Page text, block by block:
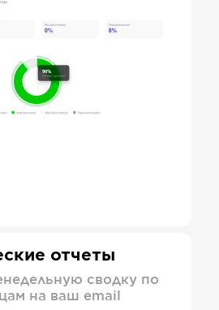
отчеты
сводку по
на ваш email